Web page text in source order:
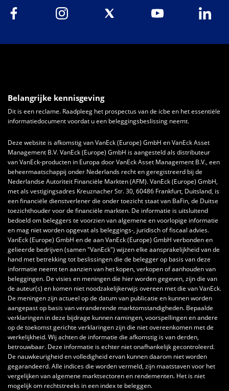
Belangrijke kennisgeving
Dit is een reclame. Raadpleeg het prospectus van de icbe en het essentiële
informatiedocument voordat u een beleggingsbeslissing neemt.
Deze website is afkomstig van VanEck (Europe) GmbH en VanEck Asset
Management B.V. VanEck (Europe) GmbH is aangesteld als distributeur
van VanEck-producten in Europa door VanEck Asset Management B.V., een
beheermaatschappij onder Nederlands recht en geregistreerd bij de
Nederlandse Autoriteit Financiële Markten (AFM). VanEck (Europe) GmbH,
met als vestigingsadres Kreuznacher Str. 30, 60486 Frankfurt, Duitsland, is
een financiële dienstverlener die onder toezicht staat van BaFin, de Duitse
toezichthouder voor de financiële markten. De informatie is uitsluitend
bedoeld om beleggers te voorzien van algemene en voorlopige informatie
en mag niet worden opgevat als beleggings-, juridisch of fiscaal advies.
VanEck (Europe) GmbH en de aan VanEck (Europe) GmbH verbonden en
gelieerde bedrijven (samen "VanEck") wijzen elke aansprakelijkheid van de
hand met betrekking tot beslissingen die de belegger op basis van deze
informatie neemt ten aanzien van het kopen, verkopen of aanhouden van
beleggingen. De visies en meningen die hier worden gegeven, zijn die van
de auteur(s) en komen niet noodzakelijkerwijs overeen met die van VanEck.
De meningen zijn actueel op de datum van publicatie en kunnen worden
aangepast op basis van veranderende marktomstandigheden. Bepaalde
verklaringen in deze bijdrage kunnen ramingen, voorspellingen en andere
op de toekomst gerichte verklaringen zijn die niet overeenkomen met de
werkelijkheid. Wij achten de informatie die afkomstig is van derden,
betrouwbaar. Deze informatie is echter niet onafhankelijk gecontroleerd.
De nauwkeurigheid en volledigheid ervan kunnen daarom niet worden
gegarandeerd. Alle indices die worden vermeld, zijn maatstaven voor het
vergelijken van algemene marktsectoren en rendementen. Het is niet
mogelijk om rechtstreeks in een index te beleggen.